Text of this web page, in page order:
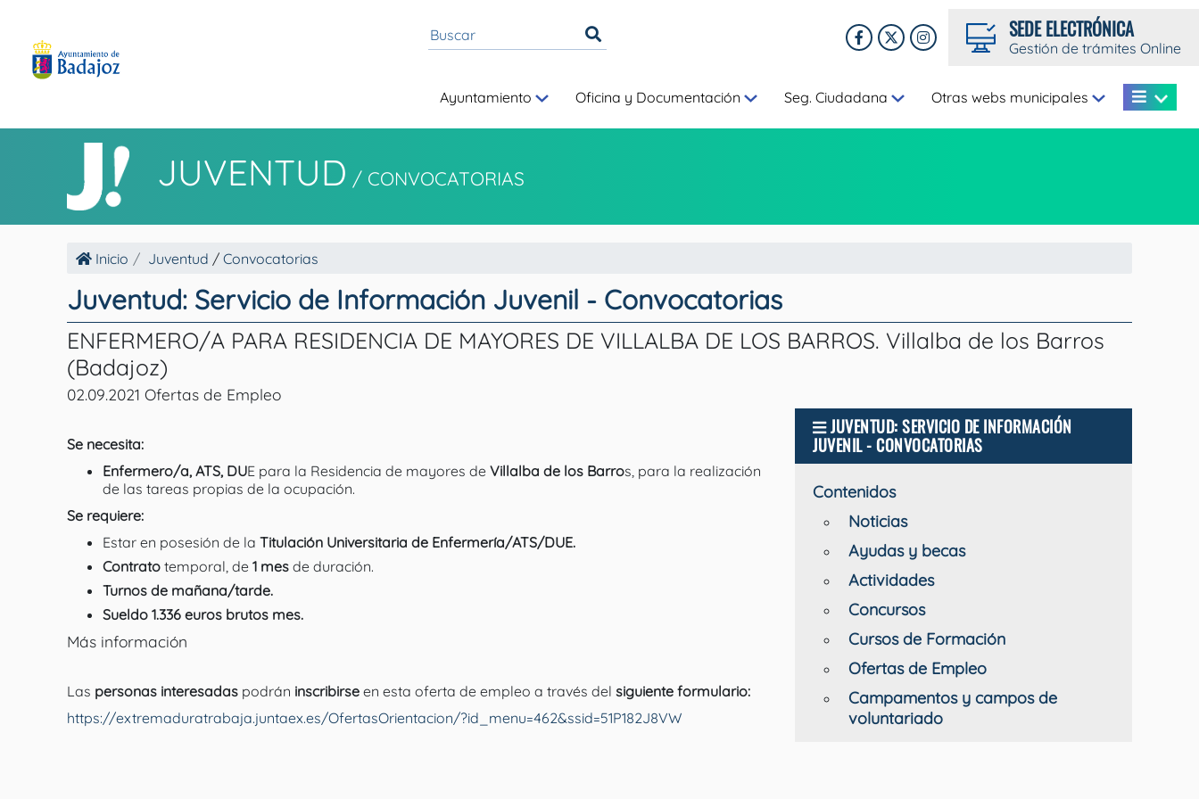
SEDE ELECTRÓNICA
Gestión de trámites Online
Ayuntamiento Oficina y Documentación Seg. Ciudadana Otras webs municipales
JUVENTUD / CONVOCATORIAS
Inicio Juventud / Convocatorias
Juventud: Servicio de Información Juvenil - Convocatorias
ENFERMERO/A PARA RESIDENCIA DE MAYORES DE VILLALBA DE LOS BARROS. Villalba de los Barros
(Badajoz)
02.09.2021 Ofertas de Empleo
Se necesita:
Enfermero/a, ATS, DUE para la Residencia de mayores de Villalba de los Barros, para la realización
de las tareas propias de la ocupación.
Se requiere:
Estar en posesión de la Titulación Universitaria de Enfermería/ATS/DUE.
Contrato temporal, de 1 mes de duración.
Turnos de mañana/tarde.
Sueldo 1.336 euros brutos mes.
Más información
Las personas interesadas podrán inscribirse en esta oferta de empleo a través del siguiente formulario:
https://extremaduratrabaja.juntaex.es/OfertasOrientacion/?id_menu=462&ssid=51P182J8VW
JUVENTUD: SERVICIO DE INFORMACIÓN
JUVENIL - CONVOCATORIAS
Contenidos
Noticias
Ayudas y becas
Actividades
Concursos
Cursos de Formación
Ofertas de Empleo
Campamentos y campos de
voluntariado